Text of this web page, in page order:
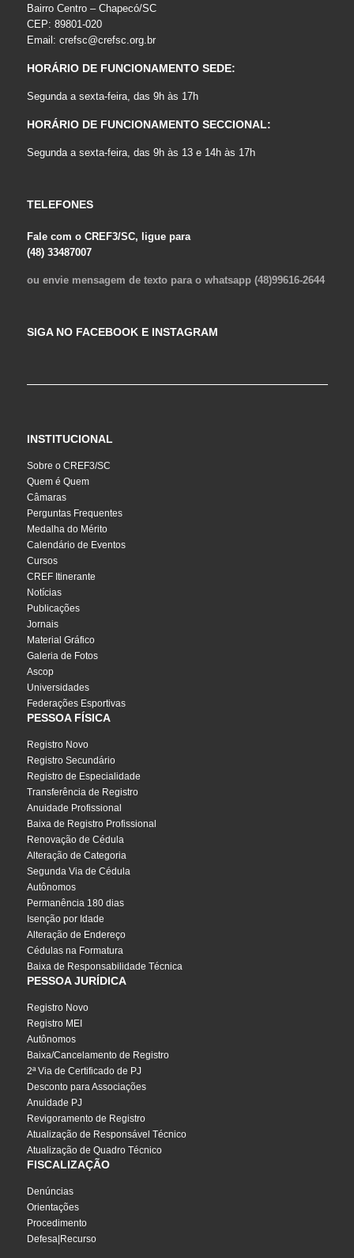
Bairro Centro – Chapecó/SC
CEP: 89801-020
Email: crefsc@crefsc.org.br
HORÁRIO DE FUNCIONAMENTO SEDE:
Segunda a sexta-feira, das 9h às 17h
HORÁRIO DE FUNCIONAMENTO SECCIONAL:
Segunda a sexta-feira, das 9h às 13 e 14h às 17h
TELEFONES
Fale com o CREF3/SC, ligue para
(48) 33487007
ou envie mensagem de texto para o whatsapp (48)99616-2644
SIGA NO FACEBOOK E INSTAGRAM
INSTITUCIONAL
Sobre o CREF3/SC
Quem é Quem
Câmaras
Perguntas Frequentes
Medalha do Mérito
Calendário de Eventos
Cursos
CREF Itinerante
Notícias
Publicações
Jornais
Material Gráfico
Galeria de Fotos
Ascop
Universidades
Federações Esportivas
PESSOA FÍSICA
Registro Novo
Registro Secundário
Registro de Especialidade
Transferência de Registro
Anuidade Profissional
Baixa de Registro Profissional
Renovação de Cédula
Alteração de Categoria
Segunda Via de Cédula
Autônomos
Permanência 180 dias
Isenção por Idade
Alteração de Endereço
Cédulas na Formatura
Baixa de Responsabilidade Técnica
PESSOA JURÍDICA
Registro Novo
Registro MEI
Autônomos
Baixa/Cancelamento de Registro
2ª Via de Certificado de PJ
Desconto para Associações
Anuidade PJ
Revigoramento de Registro
Atualização de Responsável Técnico
Atualização de Quadro Técnico
FISCALIZAÇÃO
Denúncias
Orientações
Procedimento
Defesa|Recurso